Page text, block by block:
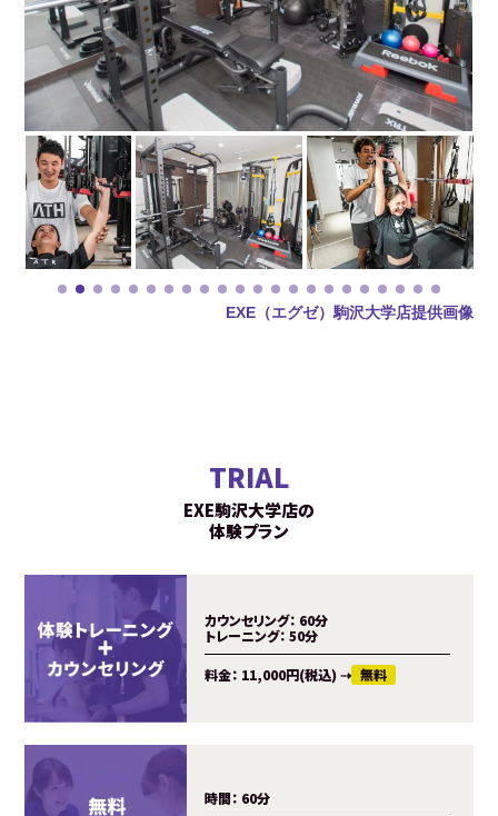
EXE（エグゼ）駒沢大学店提供画像
TRIAL
EXE駒沢大学店の
体験プラン
カウンセリング： 60分
トレーニング： 50分
料金： 11,000円(税込)⇢ 無料
時間： 60分